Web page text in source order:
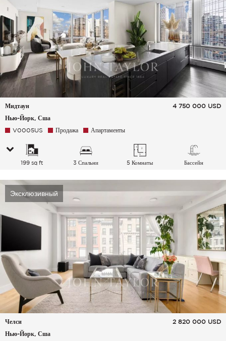
Мидтаун
Нью-Йорк, Сша
4 750 000 USD
V0005US Продажа Апартаменты
199 sq ft 3 Спальни 5 Комнаты Бассейн
Эксклюзивный
Челси
Нью-Йорк, Сша
2 820 000 USD